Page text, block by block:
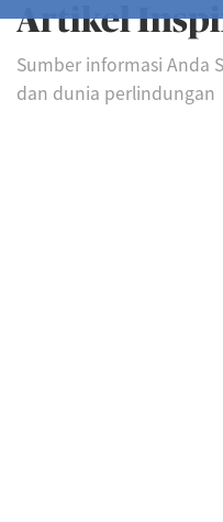
Artikel
Sumber informasi Anda
dan dunia perlindungan